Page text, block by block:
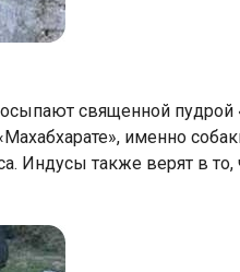
священной
именно
Индусы также верят в то,